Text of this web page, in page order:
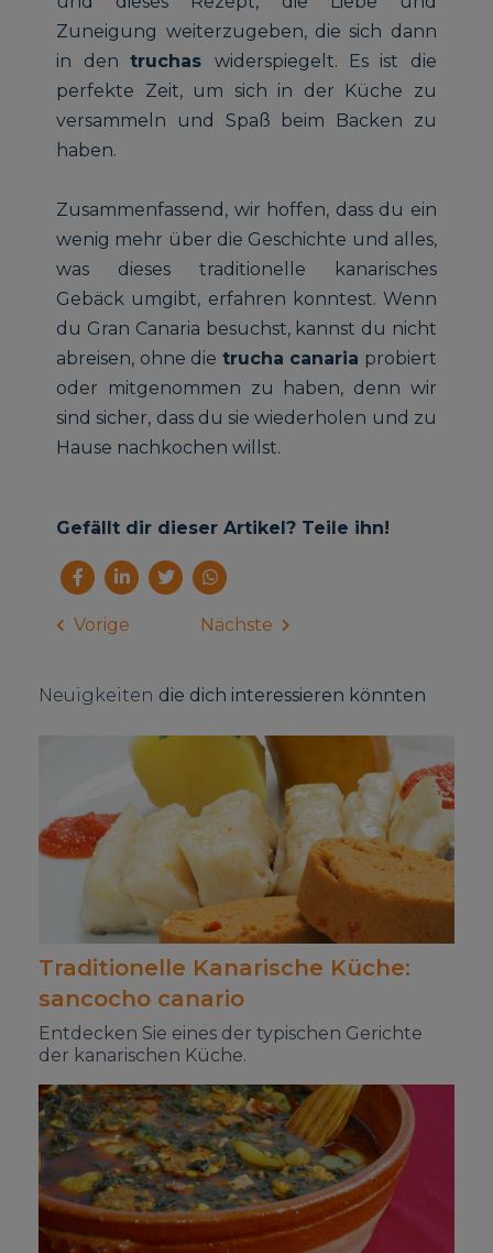
Zuneigung weiterzugeben, die sich dann
in dentruchas widerspiegelt. Es ist die
perfekte Zeit, um sich in der Küche zu
versammeln und Spaß beim Backen zu
haben.
Zusammenfassend, wir hoffen, dass du ein
wenig mehr über die Geschichte und alles,
was dieses traditionelle kanarisches
Gebäck umgibt, erfahren konntest. Wenn
du Gran Canaria besuchst, kannst du nicht
abreisen, ohne die trucha canaria probiert
oder mitgenommen zu haben, denn wir
sind sicher, dass du sie wiederholen und zu
Hause nachkochen willst.
Gefällt dir dieser Artikel? Teile ihn!
Vorige Nächste
Neuigkeiten die dich interessieren könnten
Traditionelle Kanarische Küche:
sancocho canario
Entdecken Sie eines der typischen Gerichte
der kanarischen Küche.